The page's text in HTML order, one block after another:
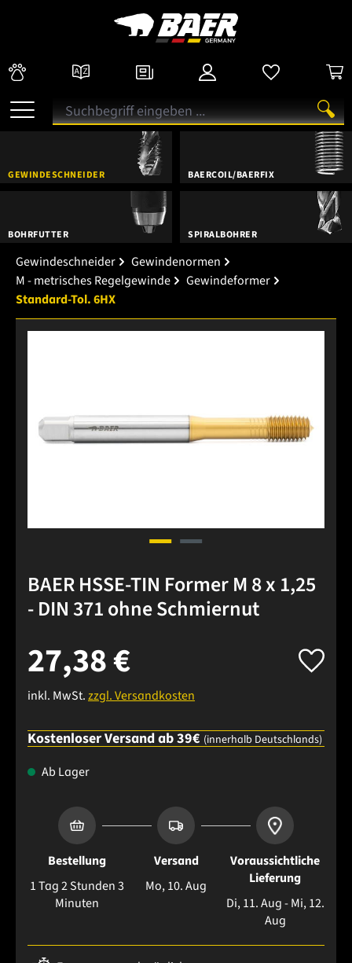
GEWINDESCHNEIDER BAERCOIL/BAERFIX
BOHRFUTTER SPIRALBOHRER
Gewindeschneider
Gewindenormen
M - metrisches Regelgewinde
Gewindeformer
Standard-Tol. 6HX
BAER HSSE-TIN Former M 8 x 1,25
- DIN 371 ohne Schmiernut
27,38 €
inkl. MwSt.zzgl. Versandkosten
Kostenloser Versand ab 39€ (innerhalb Deutschlands)
Ab Lager
Bestellung
1 Tag 2 Stunden 3
Minuten
Versand
Mo, 10. Aug
Voraussichtliche
Lieferung
Di, 11. Aug - Mi, 12.
Aug